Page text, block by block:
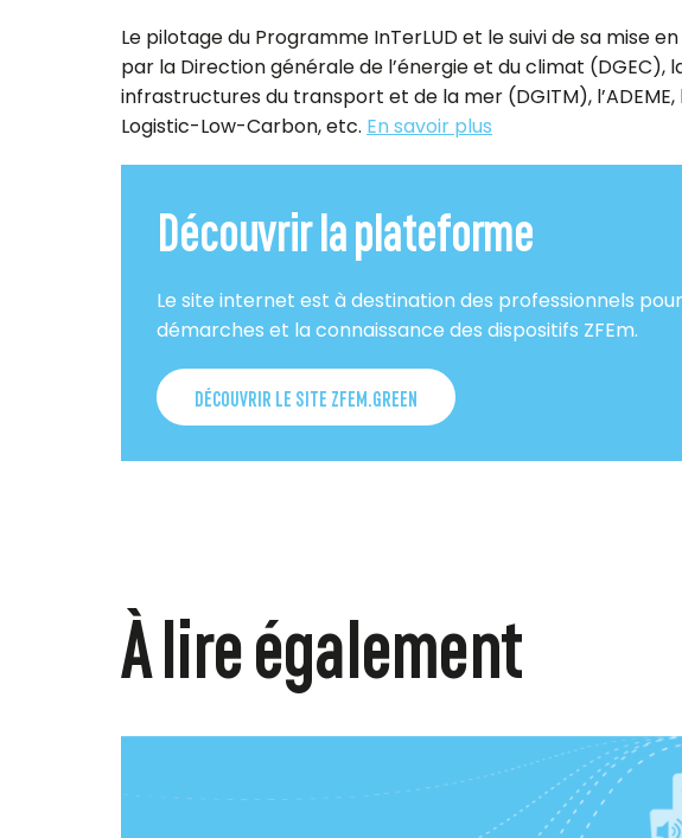
Le pilotage du Programme InTerLUD et le suivi de sa mise
par la Direction générale de l’énergie et du climat (DGEC),
infrastructures du transport et de la mer (DGITM), l’ADEME,
Logistic-Low-Carbon, etc. En savoir plus
Découvrir la plateforme
Le site internet est à destination des professionnels
démarches et la connaissance des dispositifs ZFEm.
DÉCOUVRIR LE SITE ZFEM.GREEN
À lire également